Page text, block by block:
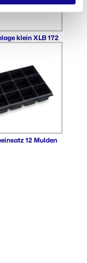
klein XLB 172
12 Mulden